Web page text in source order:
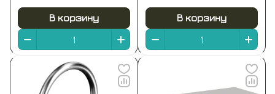
В корзину В корзину